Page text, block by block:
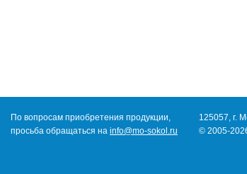
125057, г.
© 2005-
По вопросам приобретения продукции,
просьба обращаться на info@mo-sokol.ru